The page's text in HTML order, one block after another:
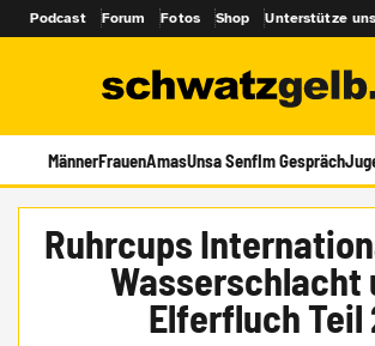
Podcast Forum Fotos Shop Unterstütze
MännerFrauenAmasUnsa SenfIm Gespräch
Ruhrcups
Wasserschlacht
Elferfluch Teil